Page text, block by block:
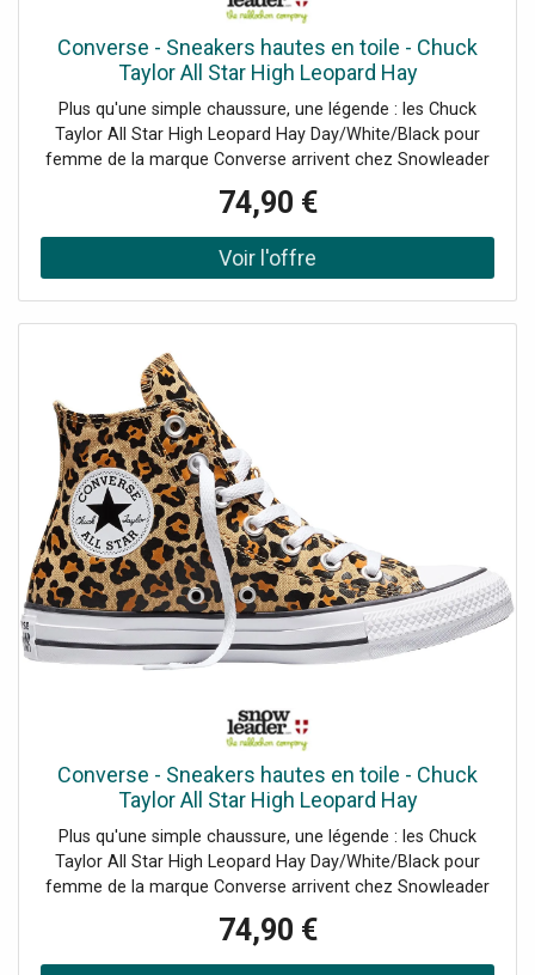
Converse - Sneakers hautes en toile - Chuck
Taylor All Star High Leopard Hay
Day/White/Black pour Femme - Taille 36.5 -
Orange
Plus qu'une simple chaussure, une légende : les Chuck
Taylor All Star High Leopard Hay Day/White/Black pour
femme de la marque Converse arrivent chez Snowleader
!Depuis des générations, ces chaussures en toile incarnent
un style décontracté et authentique. Des terrains de
basket aux rues du monde entier, elles ont traversé les
époques sans jamais prendre une ride. Indémodables et
Leur toile légère et leur semelle souple vous offrent un
confort optimal tout au long de la journée. Du look casual
au style plus affirmé, elles s'adapteront à toutes vos
74,90 €
Converse - Sneakers hautes en toile - Chuck
Taylor All Star High Leopard Hay
Day/White/Black pour Femme - Taille 37.5 -
Orange
Plus qu'une simple chaussure, une légende : les Chuck
Taylor All Star High Leopard Hay Day/White/Black pour
femme de la marque Converse arrivent chez Snowleader
un style décontracté et authentique. Des terrains de
basket aux rues du monde entier, elles ont traversé les
74,90 €